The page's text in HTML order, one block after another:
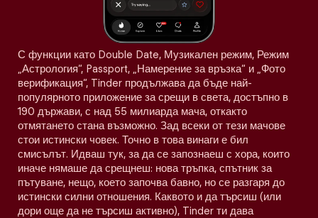
С функции като Double Date, Музикален режим, Режим
„Астрология“, Passport, „Намерение за връзка“ и „Фото
верификация“, Tinder продължава да бъде най-
популярното приложение за срещи в света, достъпно в
190 държави, с над 55 милиарда мача, откакто
отмятането стана възможно. Зад всеки от тези мачове
стои истински човек. Точно в това винаги е бил
смисълът. Идваш тук, за да се запознаеш с хора, които
иначе нямаше да срещнеш: нова тръпка, спътник за
пътуване, нещо, което започва бавно, но се разгаря до
истински силни отношения. Каквото и да търсиш (или
дори още да не търсиш активно), Tinder ти дава